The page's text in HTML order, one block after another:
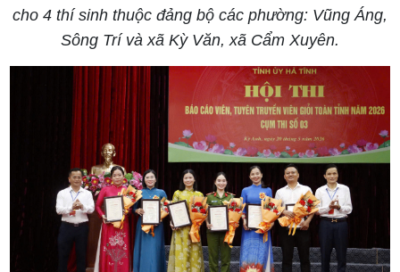
cho 4 thí sinh thuộc đảng bộ các phường: Vũng Áng,
Sông Trí và xã Kỳ Văn, xã Cẩm Xuyên.